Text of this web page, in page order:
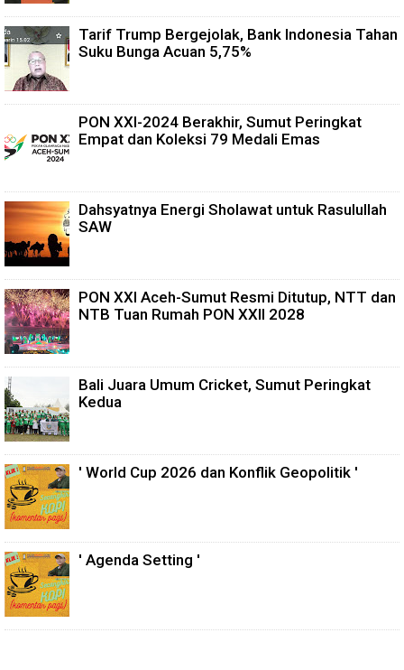
Tarif Trump Bergejolak, Bank Indonesia Tahan
Suku Bunga Acuan 5,75%
PON XXI-2024 Berakhir, Sumut Peringkat
Empat dan Koleksi 79 Medali Emas
Dahsyatnya Energi Sholawat untuk Rasulullah
SAW
PON XXI Aceh-Sumut Resmi Ditutup, NTT dan
NTB Tuan Rumah PON XXII 2028
Bali Juara Umum Cricket, Sumut Peringkat
Kedua
' World Cup 2026 dan Konflik Geopolitik '
' Agenda Setting '